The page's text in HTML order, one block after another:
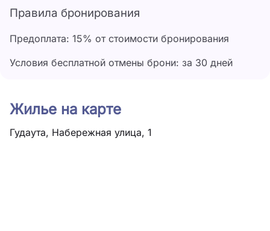
Правила бронирования
Предоплата: 15% от стоимости бронирования
Условия бесплатной отмены брони: за 30 дней
Жилье на карте
Гудаута, Набережная улица, 1